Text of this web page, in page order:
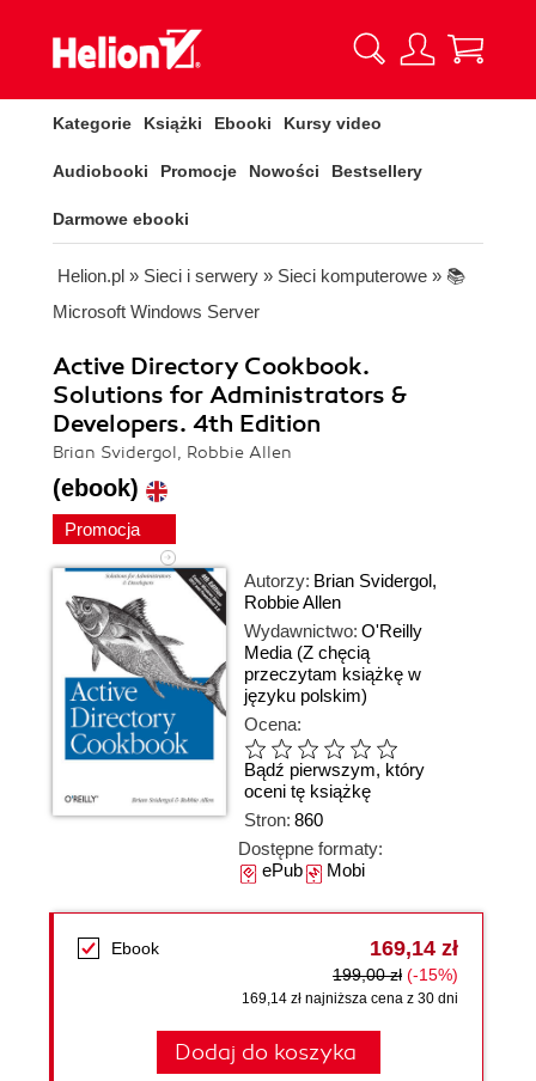
Kategorie Książki Ebooki Kursy video
Audiobooki Promocje Nowości Bestsellery
Darmowe ebooki
Helion.pl » Sieci i serwery » Sieci komputerowe » 📚
Microsoft Windows Server
Active Directory Cookbook.
Solutions for Administrators &
Developers. 4th Edition
Brian Svidergol, Robbie Allen
(ebook)
Promocja
Autorzy: Brian Svidergol,
Robbie Allen
Wydawnictwo: O'Reilly
Media (Z chęcią
przeczytam książkę w
języku polskim)
Ocena:
Bądź pierwszym, który
oceni tę książkę
Stron: 860
Dostępne formaty:
ePubMobi
Ebook 169,14 zł
199,00 zł (-15%)
169,14 zł najniższa cena z 30 dni
Dodaj do koszyka